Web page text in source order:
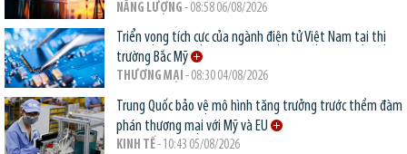
NĂNG LƯỢNG - 08:58 06/08/2026
Triển vọng tích cực của ngành điện tử Việt Nam tại thị
trường Bắc Mỹ
THƯƠNG MẠI - 08:30 04/08/2026
Trung Quốc bảo vệ mô hình tăng trưởng trước thềm đàm
phán thương mại với Mỹ và EU
KINH TẾ- 10:43 05/08/2026